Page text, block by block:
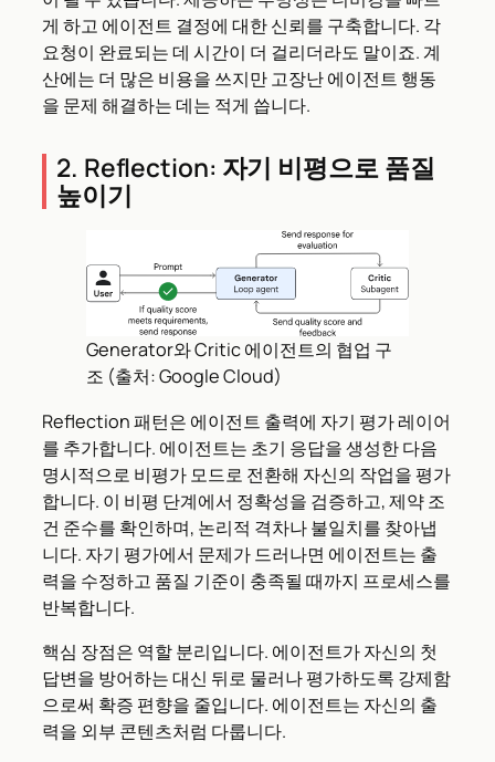
게 하고 에이전트 결정에 대한 신뢰를 구축합니다. 각
요청이 완료되는 데 시간이 더 걸리더라도 말이죠. 계
산에는 더 많은 비용을 쓰지만 고장난 에이전트 행동
을 문제 해결하는 데는 적게 씁니다.
2. Reflection: 자기 비평으로 품질
높이기
Generator와 Critic 에이전트의 협업 구
조 (출처: Google Cloud)
Reflection 패턴은 에이전트 출력에 자기 평가 레이어
를 추가합니다. 에이전트는 초기 응답을 생성한 다음
명시적으로 비평가 모드로 전환해 자신의 작업을 평가
합니다. 이 비평 단계에서 정확성을 검증하고, 제약 조
건 준수를 확인하며, 논리적 격차나 불일치를 찾아냅
니다. 자기 평가에서 문제가 드러나면 에이전트는 출
력을 수정하고 품질 기준이 충족될 때까지 프로세스를
반복합니다.
핵심 장점은 역할 분리입니다. 에이전트가 자신의 첫
답변을 방어하는 대신 뒤로 물러나 평가하도록 강제함
으로써 확증 편향을 줄입니다. 에이전트는 자신의 출
력을 외부 콘텐츠처럼 다룹니다.